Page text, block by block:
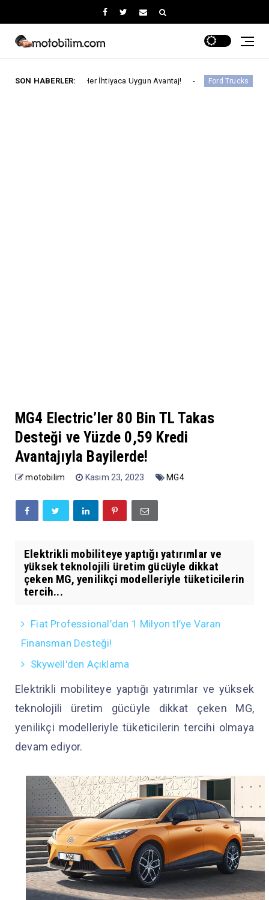
SON HABERLER:
Her İhtiyaca Uygun Avantaj! Ford Trucks Ford Trucks İle
MG4 Electric’ler 80 Bin TL Takas
Desteği ve Yüzde 0,59 Kredi
Avantajıyla Bayilerde!
motobilim Kasım 23, 2023 MG4
Elektrikli mobiliteye yaptığı yatırımlar ve
yüksek teknolojili üretim gücüyle dikkat
çeken MG, yenilikçi modelleriyle tüketicilerin
tercih...
Fiat Professional’dan 1 Milyon tl’ye Varan
Finansman Desteği!
Skywell'den Açıklama
Elektrikli mobiliteye yaptığı yatırımlar ve yüksek
teknolojili üretim gücüyle dikkat çeken MG,
yenilikçi modelleriyle tüketicilerin tercihi olmaya
devam ediyor.